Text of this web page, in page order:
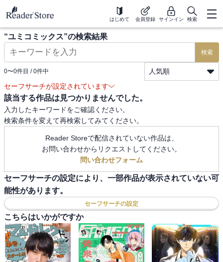
はじめて 会員登録 サインイン 検索
“ユミコミックス”の検索結果
検索
0〜0件目 / 0件中
人気順
セーフサーチが設定されています
該当する作品は見つかりませんでした。
入力したキーワードをご確認ください。
検索条件を変えて再検索してみてください。
Reader Storeで配信されていない作品は、
お問い合わせからリクエストしてください。
問い合わせフォーム
セーフサーチの設定により、一部作品が表示されていない可
能性があります。
セーフサーチの設定
こちらはいかがですか